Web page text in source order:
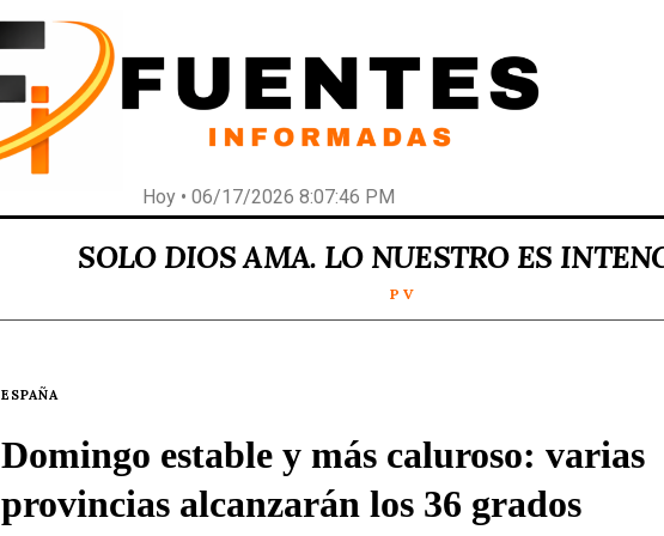
Hoy • 06/17/2026 8:07:46 PM
SOLO DIOS AMA. LO NUESTRO ES
P V
ESPAÑA
Domingo estable y más caluroso: varias
provincias alcanzarán los 36 grados